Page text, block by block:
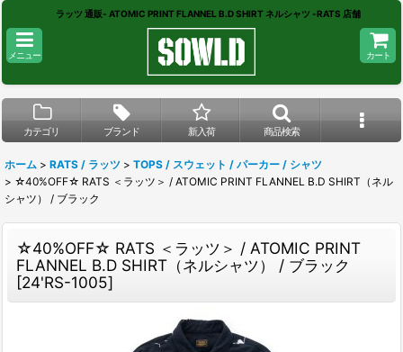
ラッツ 通販- ATOMIC PRINT FLANNEL B.D SHIRT ネルシャツ -RATS 店舗
メニュー カート
カテゴリ ブランド 新入荷 商品検索
ホーム > RATS / ラッツ > TOPS / スウェット / パーカー / シャツ
> ☆40%OFF☆ RATS ＜ラッツ＞ / ATOMIC PRINT FLANNEL B.D SHIRT（ネル
シャツ） / ブラック
☆40%OFF☆ RATS ＜ラッツ＞ / ATOMIC PRINT
FLANNEL B.D SHIRT（ネルシャツ） / ブラック
[24'RS-1005]